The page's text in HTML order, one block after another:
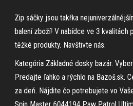
Zip sáčky jsou takřka
balení zboží! V nabídce ve 3 kvalitách
těžké produkty. Navštivte nás.
Kategória Základné dosky bazár.
Predajte ľahko a rýchlo na Bazoš.sk.
za deň. Nájdite čo potrebujete vo